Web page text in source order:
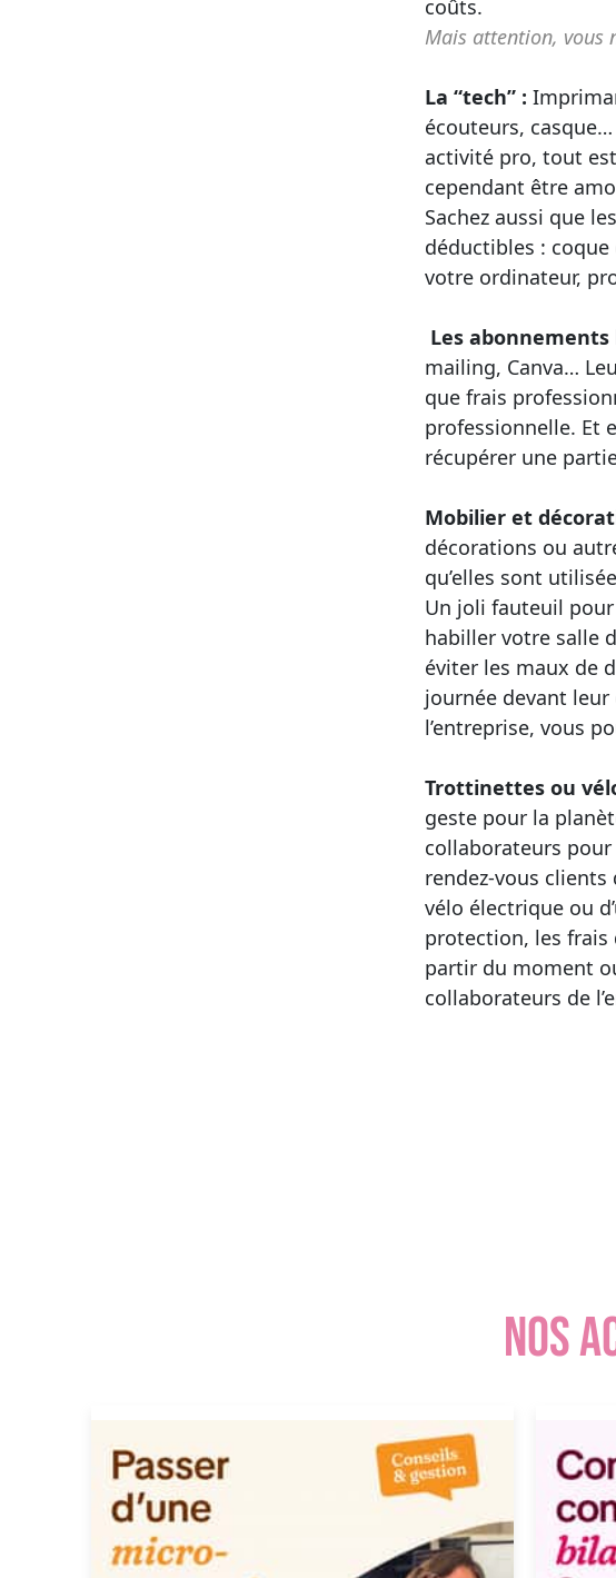
coûts.
Mais attention, vous
La “tech” :
écouteurs,
activité pro, tout
cependant être
Sachez aussi que
déductibles :
votre ordinateur,
Les abonnements
mailing, Canva…
que frais
professionnelle. Et
récupérer une
Mobilier et
décorations ou
qu’elles sont
Un joli fauteuil
habiller votre salle
éviter les maux de
journée devant leur
l’entreprise, vous
Trottinettes ou
geste pour la
collaborateurs
rendez-vous clients
vélo électrique ou
protection, les frais
partir du moment
collaborateurs de
NOS